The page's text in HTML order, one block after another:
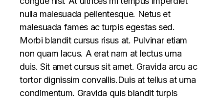
nulla malesuada pellentesque. Netus et
malesuada fames ac turpis egestas sed.
Morbi blandit cursus risus at. Pulvinar etiam
non quam lacus. A erat nam at lectus urna
duis. Sit amet cursus sit amet. Gravida arcu ac
tortor dignissim convallis.Duis at tellus at urna
condimentum. Gravida quis blandit turpis